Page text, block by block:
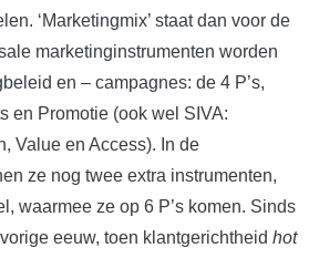
‘Marketingmix’ staat dan voor de
marketinginstrumenten worden
en – campagnes: de 4 P’s,
en Promotie (ook wel SIVA:
Value en Access). In de
ze nog twee extra instrumenten,
waarmee ze op 6 P’s komen. Sinds
eeuw, toen klantgerichtheid hot